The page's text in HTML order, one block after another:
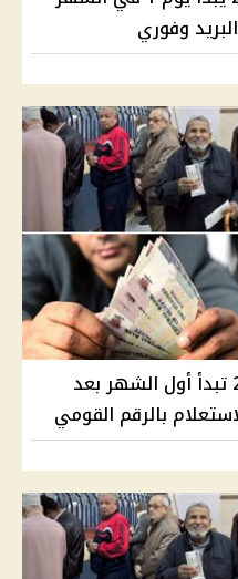
وفوري
معاشات شهر أغسطس 2026 تبدأ أول الشهر بعد